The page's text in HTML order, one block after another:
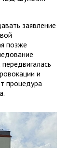
заявление
позже
и
процедура